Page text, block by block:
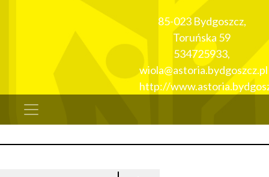
85-023 Bydgoszcz,
Toruńska 59
534725933,
wiola@astoria.bydgoszcz.pl
http://